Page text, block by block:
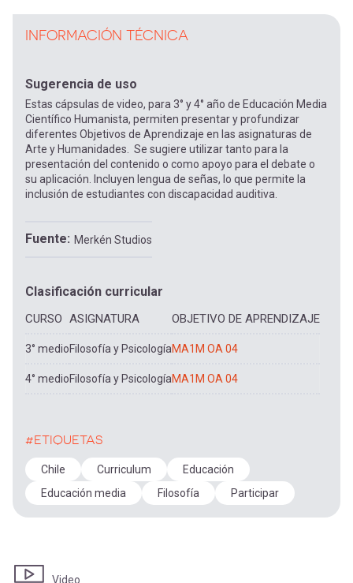
INFORMACIÓN TÉCNICA
Sugerencia de uso
Estas cápsulas de video, para 3° y 4° año de Educación Media
Científico Humanista, permiten presentar y profundizar
diferentes Objetivos de Aprendizaje en las asignaturas de
Arte y Humanidades. Se sugiere utilizar tanto para la
presentación del contenido o como apoyo para el debate o
su aplicación. Incluyen lengua de señas, lo que permite la
inclusión de estudiantes con discapacidad auditiva.
Fuente Merkén Studios
Clasificación curricular
CURSO ASIGNATURA OBJETIVO DE APRENDIZAJE
3° medioFilosofía y PsicologíaMA1M OA 04
4° medioFilosofía y PsicologíaMA1M OA 04
#ETIQUETAS
Chile Curriculum
Educación
Educación media
Filosofía Participar
Video